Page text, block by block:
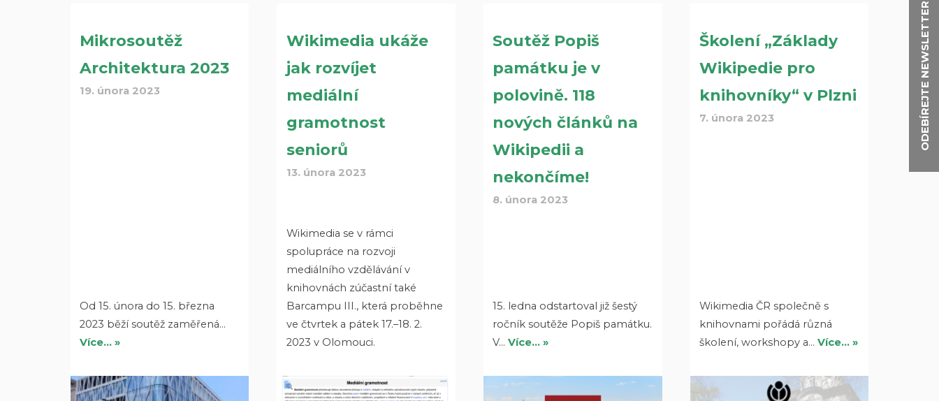
ODEBÍREJTE NEWSLETTER
Mikrosoutěž
Architektura 2023
19. února 2023
Od 15. února do 15. března
2023 běží soutěž zaměřená…
Více… »
Wikimedia ukáže
jak rozvíjet
mediální
gramotnost
seniorů
13. února 2023
Wikimedia se v rámci
spolupráce na rozvoji
mediálního vzdělávání v
knihovnách zúčastní také
Barcampu III., která proběhne
ve čtvrtek a pátek 17.–18. 2.
2023 v Olomouci.
Soutěž Popiš
památku je v
polovině. 118
nových článků na
Wikipedii a
nekončíme!
8. února 2023
15. ledna odstartoval již šestý
ročník soutěže Popiš památku.
V…Více… »
Školení „Základy
Wikipedie pro
knihovníky“ v Plzni
7. února 2023
Wikimedia ČR společně s
knihovnami pořádá různá
školení, workshopy a… Více… »